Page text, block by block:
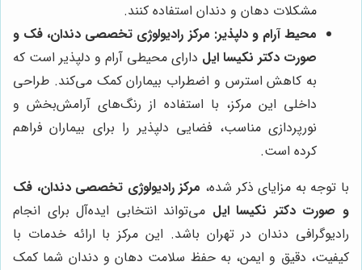
مشکلات دهان و دندان استفاده کنند.
محیط آرام و دلپذیر: مرکز رادیولوژی تخصصی دندان، فک و
صورت دکتر نکیسا ایل دارای محیطی آرام و دلپذیر است که
به کاهش استرس و اضطراب بیماران کمک می‌کند. طراحی
داخلی این مرکز، با استفاده از رنگ‌های آرامش‌بخش و
نورپردازی مناسب، فضایی دلپذیر را برای بیماران فراهم
کرده است.
با توجه به مزایای ذکر شده، مرکز رادیولوژی تخصصی دندان، فک
و صورت دکتر نکیسا ایل می‌تواند انتخابی ایده‌آل برای انجام
رادیوگرافی دندان در تهران باشد. این مرکز با ارائه خدمات با
کیفیت، دقیق و ایمن، به حفظ سلامت دهان و دندان شما کمک